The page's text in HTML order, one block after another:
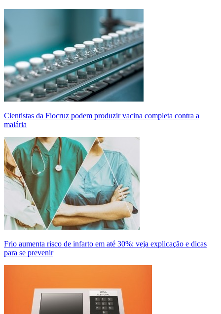
Cientistas da Fiocruz podem produzir vacina completa contra a
malária
Frio aumenta risco de infarto em até 30%: veja explicação e dicas
para se prevenir